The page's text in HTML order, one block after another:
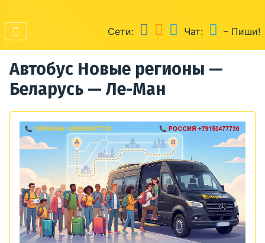
Сети: Чат: – Пиши!
Автобус Новые регионы —
Беларусь — Ле-Ман